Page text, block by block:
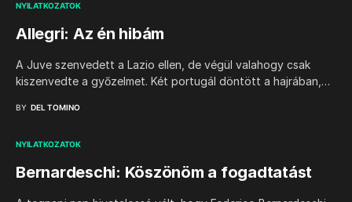
NYILATKOZATOK
Allegri: Az én hibám
A Juve szenvedett a Lazio ellen, de végül valahogy csak
kiszenvedte a győzelmet. Két portugál döntött a hajrában,…
BY DEL TOMINO
NYILATKOZATOK
Bernardeschi: Köszönöm a fogadtatást